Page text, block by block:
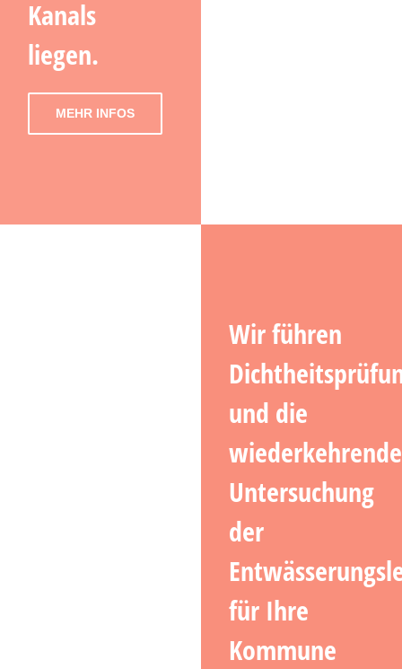
Kanals
liegen.
MEHR INFOS
Wir führen
und die
wiederkehrende
Untersuchung
der
für Ihre
Kommune